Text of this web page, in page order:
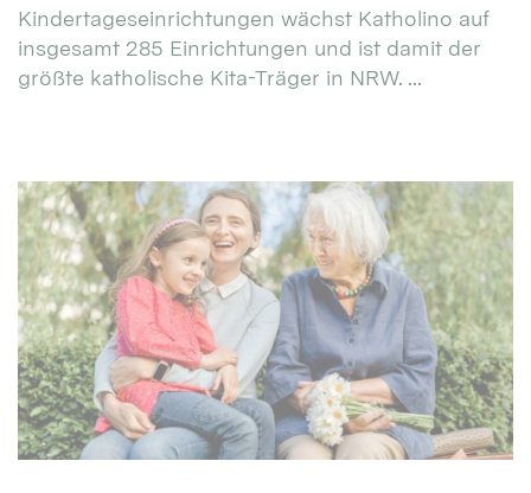
Kindertageseinrichtungen wächst Katholino auf
insgesamt 285 Einrichtungen und ist damit der
größte katholische Kita-Träger in NRW. ...